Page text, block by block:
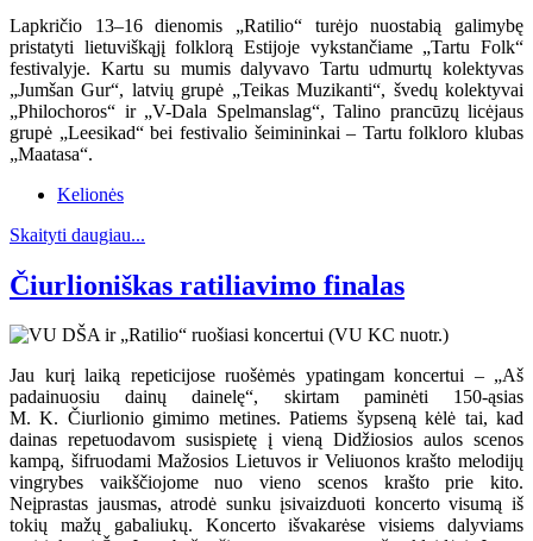
Lapkričio 13–16 dienomis „Ratilio“ turėjo nuostabią galimybę
pristatyti lietuviškąjį folklorą Estijoje vykstančiame „Tartu Folk“
festivalyje. Kartu su mumis dalyvavo Tartu udmurtų kolektyvas
„Jumšan Gur“, latvių grupė „Teikas Muzikanti“, švedų kolektyvai
„Philochoros“ ir „V-Dala Spelmanslag“, Talino prancūzų licėjaus
grupė „Leesikad“ bei festivalio šeimininkai – Tartu folkloro klubas
„Maatasa“.
Kelionės
Skaityti daugiau...
Čiurlioniškas ratiliavimo finalas
Jau kurį laiką repeticijose ruošėmės ypatingam koncertui – „Aš
padainuosiu dainų dainelę“, skirtam paminėti 150-ąsias
M. K. Čiurlionio gimimo metines. Patiems šypseną kėlė tai, kad
dainas repetuodavom susispietę į vieną Didžiosios aulos scenos
kampą, šifruodami Mažosios Lietuvos ir Veliuonos krašto melodijų
vingrybes vaikščiojome nuo vieno scenos krašto prie kito.
Neįprastas jausmas, atrodė sunku įsivaizduoti koncerto visumą iš
tokių mažų gabaliukų. Koncerto išvakarėse visiems dalyviams